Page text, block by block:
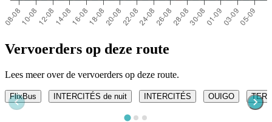
Vervoerders op deze route
Lees meer over de vervoerders op deze route.
FlixBus INTERCITÉS de nuit INTERCITÉS OUIGO TER